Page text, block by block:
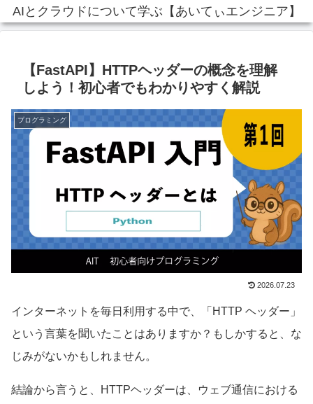
AIとクラウドについて学ぶ【あいてぃエンジニア】
【FastAPI】HTTPヘッダーの概念を理解
しよう！初心者でもわかりやすく解説
プログラミング
2026.07.23
インターネットを毎日利用する中で、「HTTP ヘッダー」
という言葉を聞いたことはありますか？もしかすると、な
じみがないかもしれません。
結論から言うと、HTTPヘッダーは、ウェブ通信における